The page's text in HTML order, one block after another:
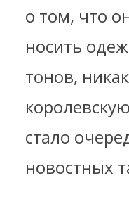
о том, что
носить
тонов,
стало
новостных